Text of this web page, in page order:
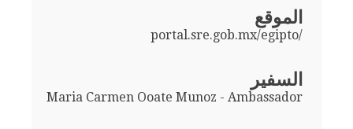
الموقع
portal.sre.gob.mx/egipto/
السفير
Maria Carmen Ooate Munoz - Ambassador